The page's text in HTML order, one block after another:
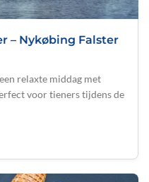
– Nykøbing Falster
relaxte middag met
voor tieners tijdens de